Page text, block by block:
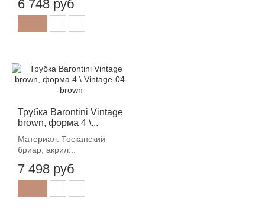
6 748 руб
Трубка Barontini Vintage
brown, форма 4 \...
Материал: Тосканский
бриар, акрил...
7 498 руб